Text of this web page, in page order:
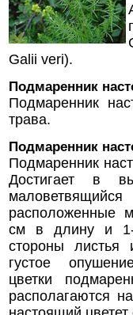
Galii veri).
Подмаренник
Подмаренник
трава.
Подмаренник
Подмаренник
Достигает в
расположенные
см в длину и
стороны
густое
цветки
располагаются